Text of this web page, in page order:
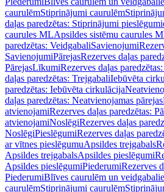
caurulēmStiprinājumi caurulēm
daļas paredzētas: Stiprinājumi
caurules MLApsildes sistēmu caurules
paredzētas: VeidgabaliSavienojumi
SavienojumiPārejasRezerves daļas
PārejasLīkumiRezerves daļas
daļas paredzētas: TrejgabaliIebūvēta
paredzētas: Iebūvēta cirkulācija
daļas paredzētas: Neatvienojamas pārejas
atvienojamiRezerves daļas paredzētas:
atvienojamiNoslēgiRezerves daļas
NoslēgiPieslēgumiRezerves daļas
ar vītnes pieslēgumuApsildes trejgabals
Apsildes trejgabalsApsildes pieslēgumi
Apsildes pieslēgumiPiederumiRezerves
PiederumiBlīves caurulēm un
caurulēmStiprinājumi caurulēm